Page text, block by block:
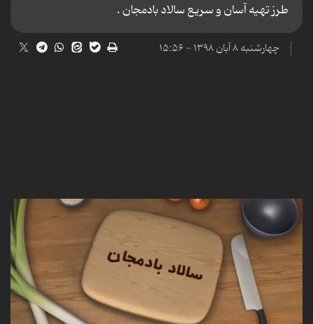
طرز تهیه آسان و سریع سالاد بادمجان .
چهارشنبه ۸ آبان ۱۳۹۸ - ۱۵:۵۶